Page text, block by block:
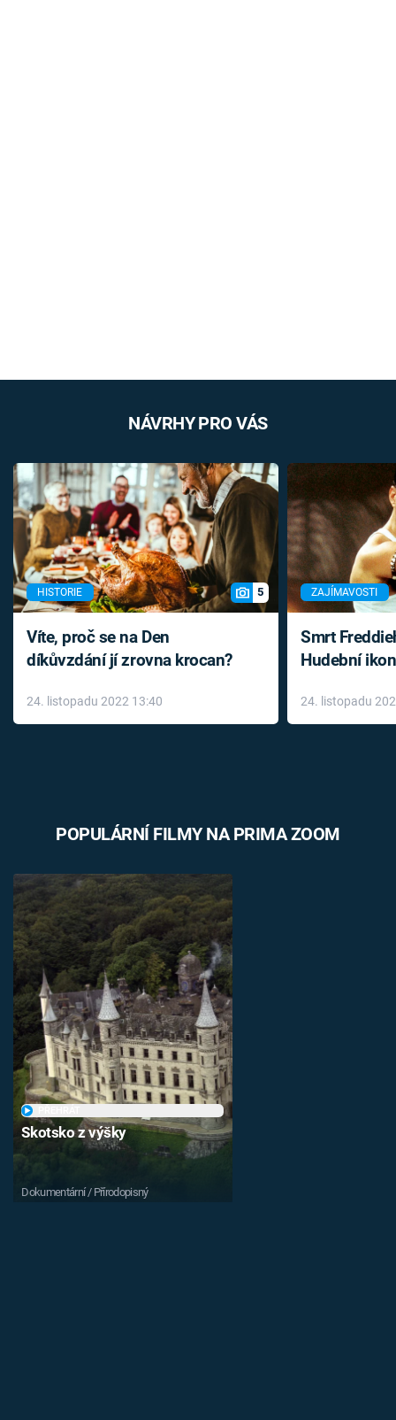
NÁVRHY PRO VÁS
HISTORIE 5
Víte, proč se na Den
díkůvzdání jí zrovna krocan?
24. listopadu 2022 13:40
ZAJÍMAVOSTI
Smrt
Hudební
léky
24. listopadu
POPULÁRNÍ FILMY NA PRIMA ZOOM
Skotsko z výšky
Dokumentární / Přírodopisný